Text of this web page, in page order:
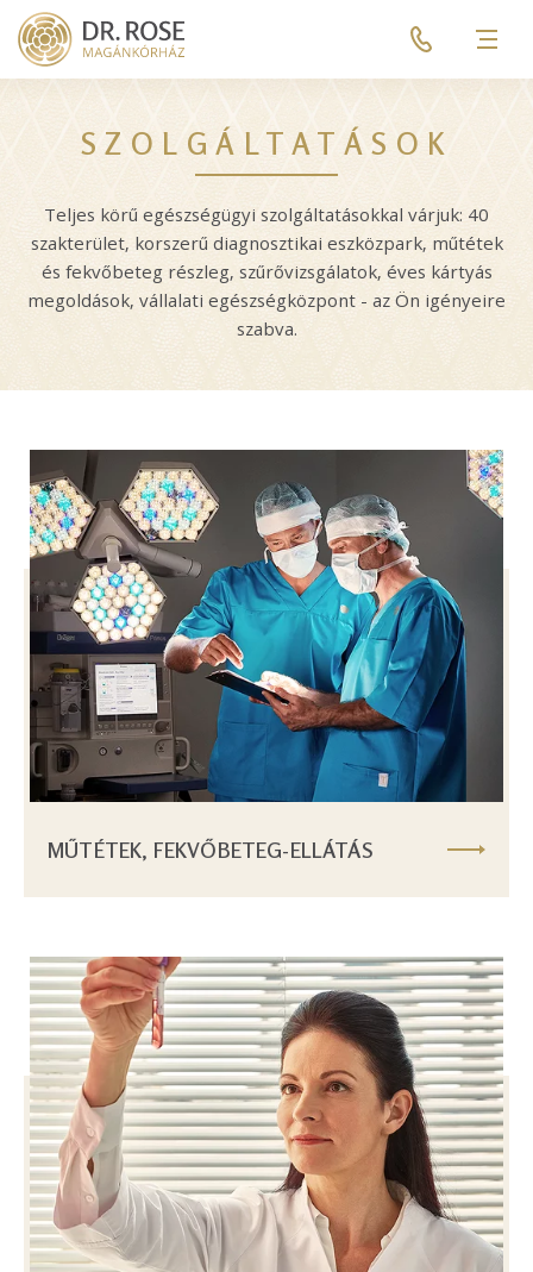
Skip
main
Pre
header
menu
SZOLGÁLTATÁSOK
Teljes körű egészségügyi szolgáltatásokkal várjuk: 40
szakterület, korszerű diagnosztikai eszközpark, műtétek
és fekvőbeteg részleg, szűrővizsgálatok, éves kártyás
megoldások, vállalati egészségközpont - az Ön igényeire
szabva.
MŰTÉTEK, FEKVŐBETEG-ELLÁTÁS
Image